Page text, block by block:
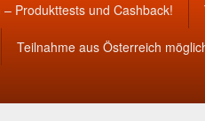
Produkttests und Cashback!
Teilnahme aus Österreich